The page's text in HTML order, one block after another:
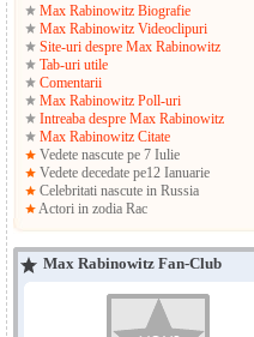
Max Rabinowitz Biografie
Max Rabinowitz Videoclipuri
Site-uri despre Max Rabinowitz
Tab-uri utile
Comentarii
Max Rabinowitz Poll-uri
Intreaba despre Max Rabinowitz
Max Rabinowitz Citate
Vedete nascute pe 7 Iulie
Vedete decedate pe12 Ianuarie
Celebritati nascute in Russia
Actori in zodia Rac
Max Rabinowitz Fan-Club